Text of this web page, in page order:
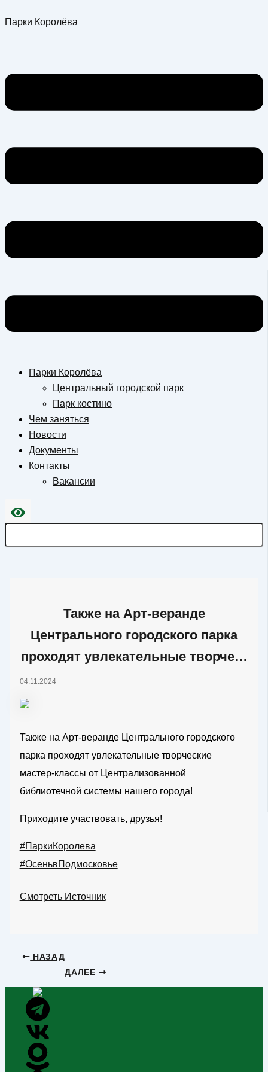
к
Парки Королёва
Парки Королёва
Центральный городской парк
Парк костино
Чем заняться
Новости
Документы
Контакты
Вакансии
Также на Арт-веранде
Центрального городского парка
проходят увлекательные творче…
04.11.2024
Также на Арт-веранде Центрального городского
парка проходят увлекательные творческие
мастер-классы от Централизованной
библиотечной системы нашего города!
Приходите участвовать, друзья!
#ПаркиКоролева
#ОсеньвПодмосковье
Смотреть Источник
НАЗАД
ДАЛЕЕ